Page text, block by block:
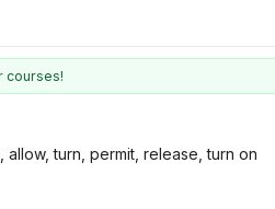
courses!
turn, permit, release, turn on